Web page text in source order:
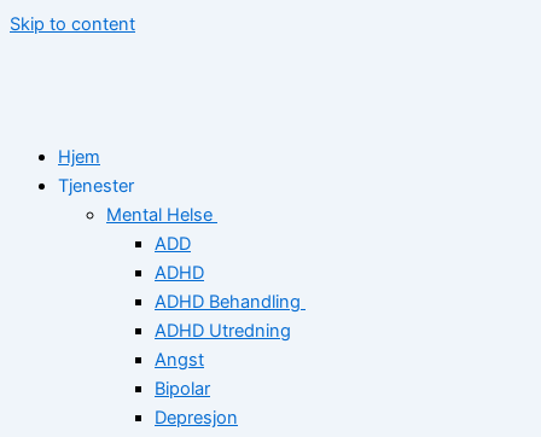
Skip to content
Hjem
Tjenester
Mental Helse
ADD
ADHD
ADHD Behandling
ADHD Utredning
Angst
Bipolar
Depresjon